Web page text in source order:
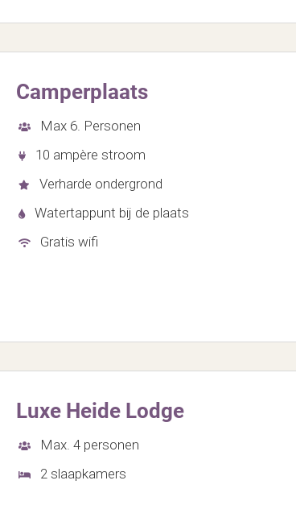
Camperplaats
Max 6. Personen
10 ampère stroom
Verharde ondergrond
Watertappunt bij de plaats
Gratis wifi
Luxe Heide Lodge
Max. 4 personen
2 slaapkamers